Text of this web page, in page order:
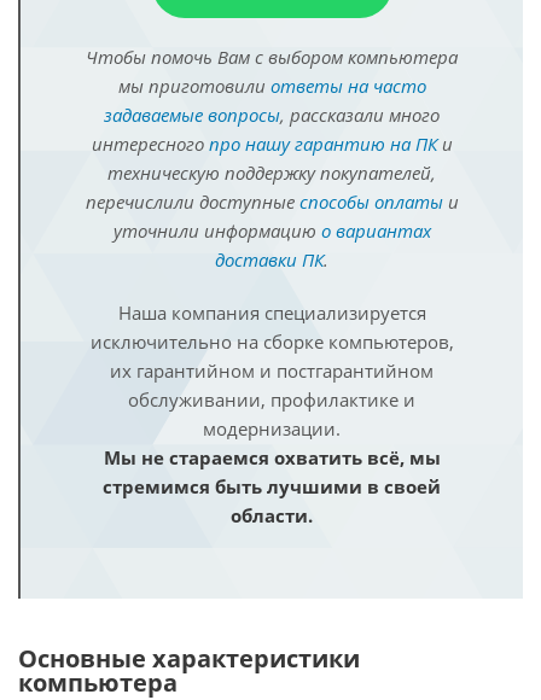
Чтобы помочь Вам с выбором компьютера
мы приготовили ответы на часто
задаваемые вопросы, рассказали много
интересного про нашу гарантию на ПКи
техническую поддержку покупателей,
перечислили доступные способы оплатыи
уточнили информацию о вариантах
доставки ПК.
Наша компания специализируется
исключительно на сборке компьютеров,
их гарантийном и постгарантийном
обслуживании, профилактике и
модернизации.
Мы не стараемся охватить всё, мы
стремимся быть лучшими в своей
области.
Основные характеристики
компьютера